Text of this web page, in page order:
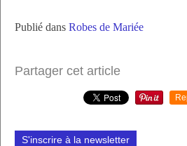
Publié dans Robes de Mariée
Partager cet article
S'inscrire à la newsletter